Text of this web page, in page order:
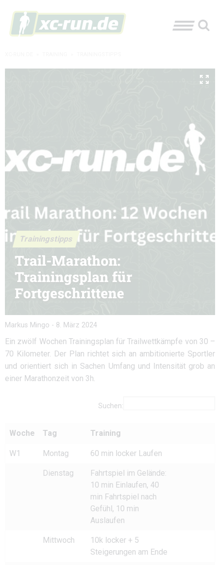
Trainingstipps
Trail-Marathon:
Trainingsplan für
Fortgeschrittene
Markus Mingo - 8. März 2024
Ein zwölf Wochen Trainingsplan für Trailwettkämpfe von 30 –
70 Kilometer. Der Plan richtet sich an ambitionierte Sportler
und orientiert sich in Sachen Umfang und Intensität grob an
einer Marathonzeit von 3h.
Suchen:
Woche Tag Training
W1 Montag 60 min locker Laufen
Dienstag
Fahrtspiel im Gelände:
10 min Einlaufen, 40
min Fahrtspiel nach
Gefühl, 10 min
Auslaufen
Mittwoch
10k locker + 5
Steigerungen am Ende